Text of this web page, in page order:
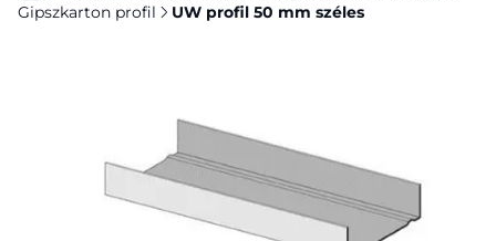
Gipszkarton profil
UW profil 50 mm széles